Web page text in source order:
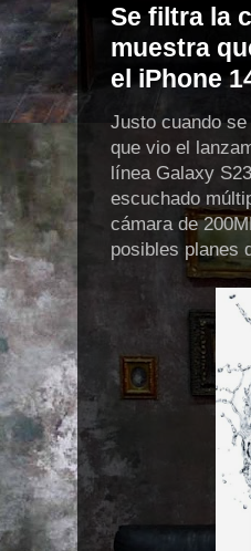
Se filtra la
muestra
el iPhone
Justo cuando
que vio el
línea Galaxy
escuchado
cámara de
posibles planes